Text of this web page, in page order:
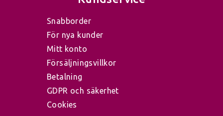
Snabborder
För nya kunder
Mitt konto
Försäljningsvillkor
Betalning
GDPR och säkerhet
Cookies